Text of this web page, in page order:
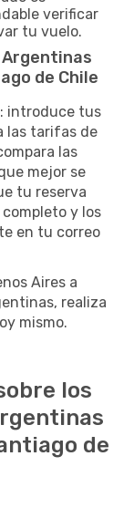
verificar
tu vuelo.
de Chile
introduce tus
las tarifas de
las
mejor se
tu reserva
y los
en tu correo
Aires a
realiza
mismo.
los
de